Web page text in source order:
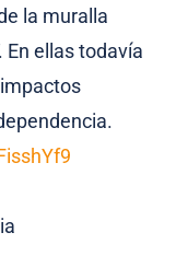
la muralla
En ellas todavía